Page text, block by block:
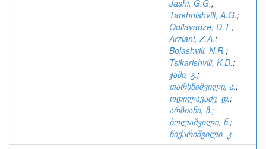
Jashi, G.G.;
Tarkhnishvili, A.G.;
Odilavadze, D.T.;
Arziani, Z.A.;
Bolashvili, N.R.;
Tsikarishvili, K.D.;
ჯაში, გ.;
თარხნიშვილი, ა.;
ოდილავაძე, დ.;
არზიანი, ზ.;
ბოლაშვილი, ნ.;
წიქარიშვილი, კ.